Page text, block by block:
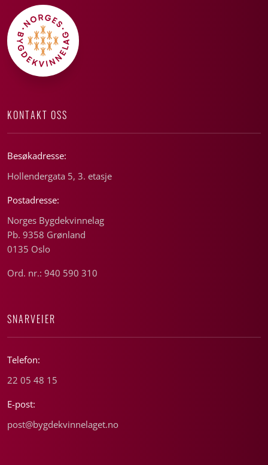
KONTAKT OSS
Besøkadresse:
Hollendergata 5, 3. etasje
Postadresse:
Norges Bygdekvinnelag
Pb. 9358 Grønland
0135 Oslo
Ord. nr.: 940 590 310
SNARVEIER
Telefon:
22 05 48 15
E-post:
post@bygdekvinnelaget.no